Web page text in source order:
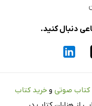
دنبال کنید.
کتاب صوتی و خرید کتاب